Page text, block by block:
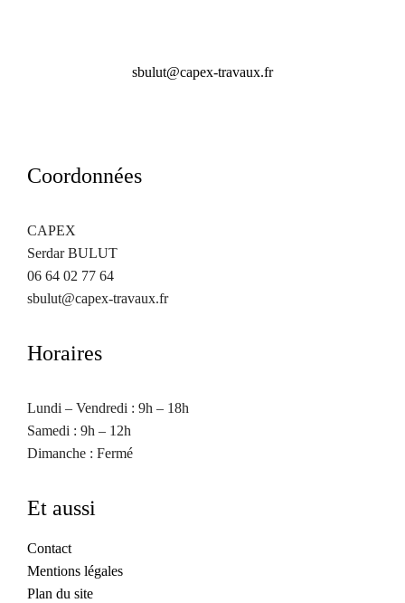
sbulut@capex-travaux.fr
Coordonnées
CAPEX
Serdar BULUT
06 64 02 77 64
sbulut@capex-travaux.fr
Horaires
Lundi – Vendredi : 9h – 18h
Samedi : 9h – 12h
Dimanche : Fermé
Et aussi
Contact
Mentions légales
Plan du site